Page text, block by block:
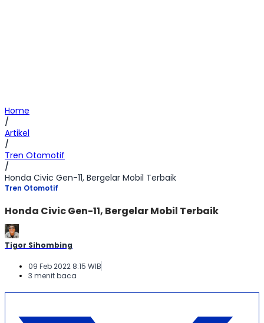
Home
/
Artikel
/
Tren Otomotif
/
Honda Civic Gen-11, Bergelar Mobil Terbaik
Tren Otomotif
Honda Civic Gen-11, Bergelar Mobil Terbaik
Tigor Sihombing
09 Feb 2022 8:15 WIB
3 menit baca